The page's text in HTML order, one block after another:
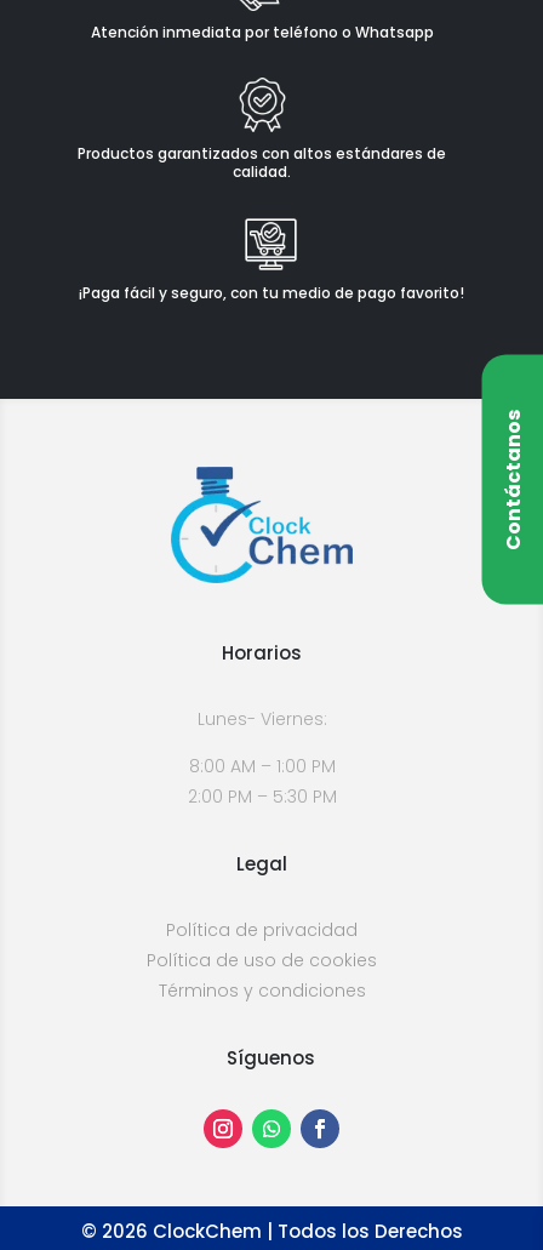
Atención inmediata por teléfono o Whatsapp
Productos garantizados con altos estándares de
calidad.
¡Paga fácil y seguro, con tu medio de pago favorito!
Contáctanos
Horarios
Lunes- Viernes:
8:00 AM – 1:00 PM
2:00 PM – 5:30 PM
Legal
Política de privacidad
Política de uso de cookies
Términos y condiciones
Síguenos
© 2026 ClockChem | Todos los Derechos